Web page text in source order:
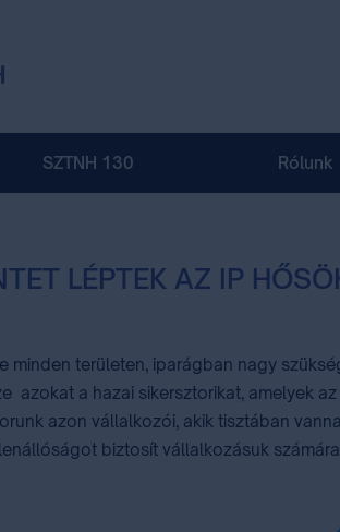
SZTNH 130 Rólunk
LÉPTEK AZ IP
minden területen, iparágban nagy
azokat a hazai sikersztorikat, amelyek
azon vállalkozói, akik tisztában
biztosít vállalkozásuk